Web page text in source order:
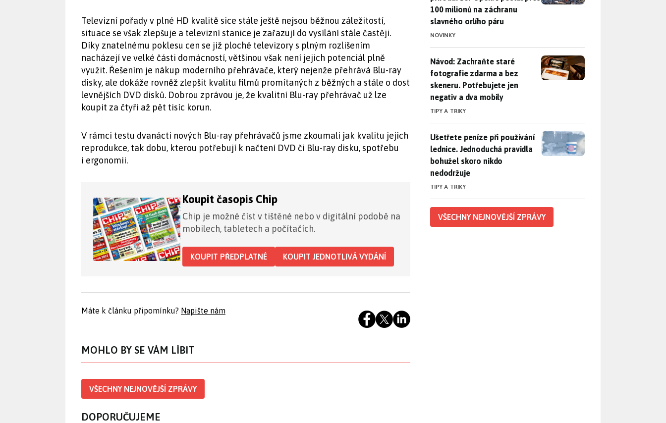
Televizní pořady v plné HD kvalitě sice stále ještě nejsou běžnou záležitostí,
situace se však zlepšuje a televizní stanice je zařazují do vysílání stále častěji.
Díky znatelnému poklesu cen se již ploché televizory s plným rozlišením
nacházejí ve velké části domácností, většinou však není jejich potenciál plně
využit. Řešením je nákup moderního přehrávače, který nejenže přehrává Blu-ray
disky, ale dokáže rovněž zlepšit kvalitu filmů promítaných z běžných a stále o dost
levnějších DVD disků. Dobrou zprávou je, že kvalitní Blu-ray přehrávač už lze
koupit za čtyři až pět tisíc korun.
V rámci testu dvanácti nových Blu-ray přehrávačů jsme zkoumali jak kvalitu jejich
reprodukce, tak dobu, kterou potřebují k načtení DVD či Blu-ray disku, spotřebu
i ergonomii.
Koupit časopis Chip
Chip je možné číst v tištěné nebo v digitální podobě na
mobilech, tabletech a počítačích.
KOUPIT PŘEDPLATNÉ KOUPIT JEDNOTLIVÁ VYDÁNÍ
Máte k článku připomínku? Napište nám
MOHLO BY SE VÁM LÍBIT
VŠECHNY NEJNOVĚJŠÍ ZPRÁVY
100 milionů na záchranu
slavného orlího páru
NOVINKY
Návod: Zachraňte staré fotografie zdarma a bez skeneru.
Návod: Zachraňte staré
fotografie zdarma a bez
skeneru. Potřebujete jen
negativ a dva mobily
TIPY A TRIKY
Ušetřete peníze při používání lednice. Jednoduchá pravidla
Ušetřete peníze při používání
lednice. Jednoduchá pravidla
bohužel skoro nikdo
nedodržuje
TIPY A TRIKY
VŠECHNY NEJNOVĚJŠÍ ZPRÁVY
DOPORUČUJEME